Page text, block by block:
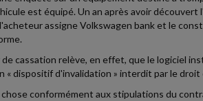
est équipé. Un an après avoir
assigne Volkswagen bank et le
cassation relève, en effet, que le logiciel
dispositif d'invalidation » interdit par le droit
conformément aux stipulations du